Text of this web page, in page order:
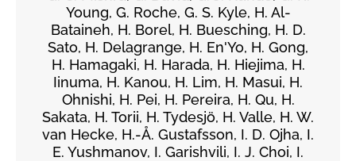
Young, G. Roche, G. S. Kyle, H. Al-
Bataineh, H. Borel, H. Buesching, H. D.
Sato, H. Delagrange, H. En'Yo, H. Gong,
H. Hamagaki, H. Harada, H. Hiejima, H.
Iinuma, H. Kanou, H. Lim, H. Masui, H.
Ohnishi, H. Pei, H. Pereira, H. Qu, H.
Sakata, H. Torii, H. Tydesjö, H. Valle, H. W.
van Hecke, H.-Å. Gustafsson, I. D. Ojha, I.
E. Yushmanov, I. Garishvili, I. J. Choi, I.